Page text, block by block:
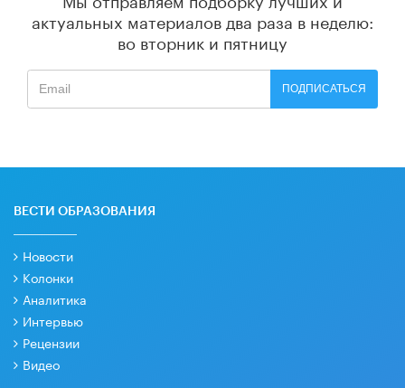
актуальных материалов два раза в неделю:
во вторник и пятницу
ПОДПИСАТЬСЯ
ВЕСТИ ОБРАЗОВАНИЯ
Новости
Колонки
Аналитика
Интервью
Рецензии
Видео